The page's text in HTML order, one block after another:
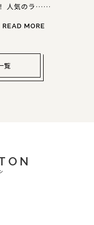
人気のラ……
READ MORE
覧